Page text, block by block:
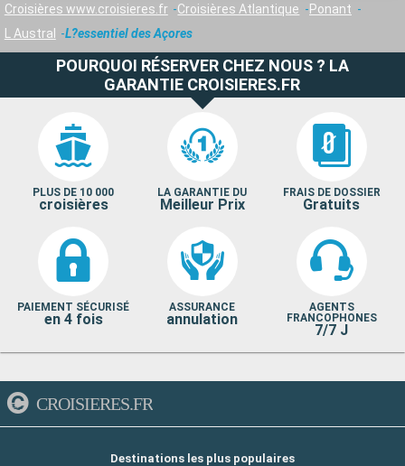
Croisières www.croisieres.fr Croisières Atlantique
Ponant
L Austral
L?essentiel des Açores
POURQUOI RÉSERVER CHEZ NOUS ? LA
GARANTIE CROISIERES.FR
PLUS DE 10 000
croisières
LA GARANTIE DU
Meilleur Prix
FRAIS DE DOSSIER
Gratuits
PAIEMENT SÉCURISÉ
en 4 fois
ASSURANCE
annulation
AGENTS
FRANCOPHONES
7/7 J
CROISIERES.FR
Destinations les plus populaires